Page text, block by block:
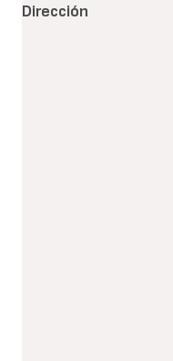
Dirección